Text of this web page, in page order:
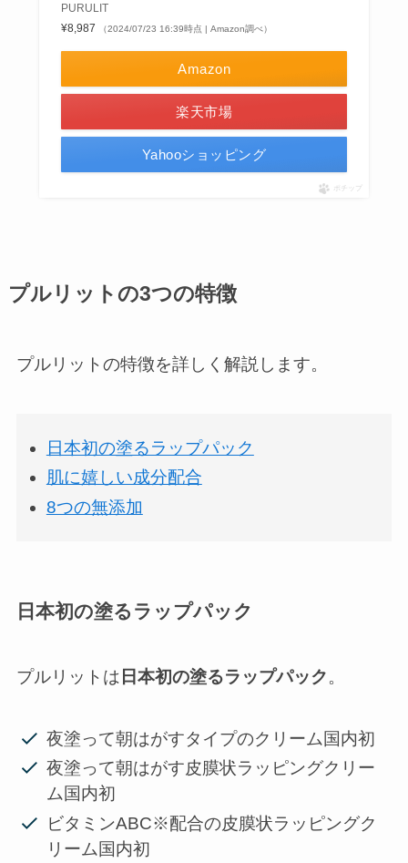
PURULIT
¥8,987
（2024/07/23 16:39時点 | Amazon調べ）
Amazon
楽天市場
Yahooショッピング
ポチップ
プルリットの3つの特徴
プルリットの特徴を詳しく解説します。
日本初の塗るラップパック
肌に嬉しい成分配合
8つの無添加
日本初の塗るラップパック
プルリットは 日本初の塗るラップパック。
夜塗って朝はがすタイプのクリーム国内初
夜塗って朝はがす皮膜状ラッピングクリー
ム国内初
ビタミンABC※配合の皮膜状ラッピングク
リーム国内初